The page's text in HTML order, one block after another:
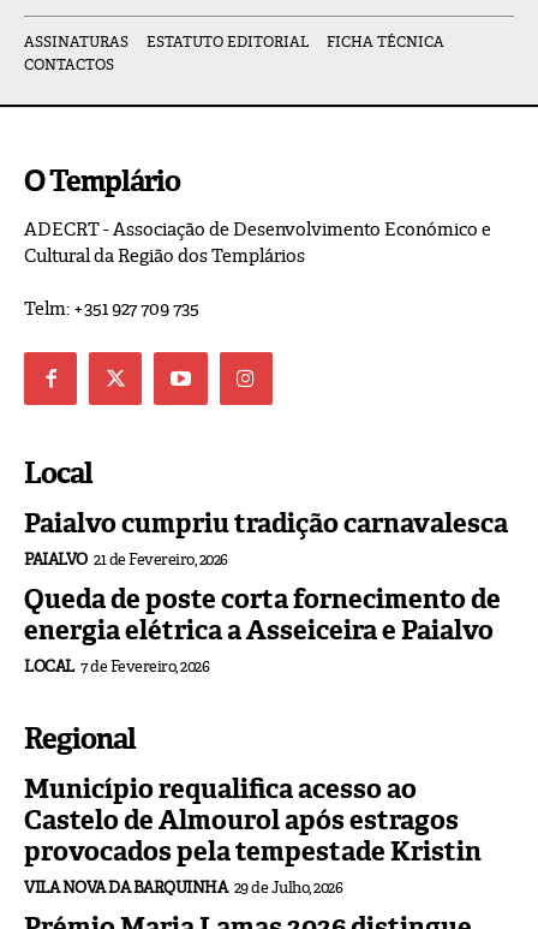
ASSINATURAS ESTATUTO EDITORIAL
FICHA TÉCNICA
CONTACTOS
O Templário
ADECRT - Associação de Desenvolvimento Económico e
Cultural da Região dos Templários
Telm: +351 927 709 735
Local
Paialvo cumpriu tradição carnavalesca
PAIALVO 21 de Fevereiro, 2026
Queda de poste corta fornecimento de
energia elétrica a Asseiceira e Paialvo
LOCAL 7 de Fevereiro, 2026
Regional
Município requalifica acesso ao
Castelo de Almourol após estragos
provocados pela tempestade Kristin
VILA NOVA DA BARQUINHA 29 de Julho, 2026